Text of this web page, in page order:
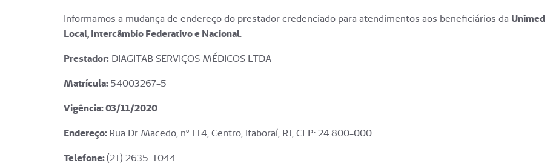
Informamos a mudança de endereço do prestador credenciado para atendimentos aos beneficiários da Unimed
Local, Intercâmbio Federativo e Nacional.
Prestador: DIAGITAB SERVIÇOS MÉDICOS LTDA
Matrícula:54003267-5
Vigência: 03/11/2020
Endereço:Rua Dr Macedo, nº 114, Centro, Itaboraí, RJ, CEP: 24.800-000
Telefone:(21) 2635-1044